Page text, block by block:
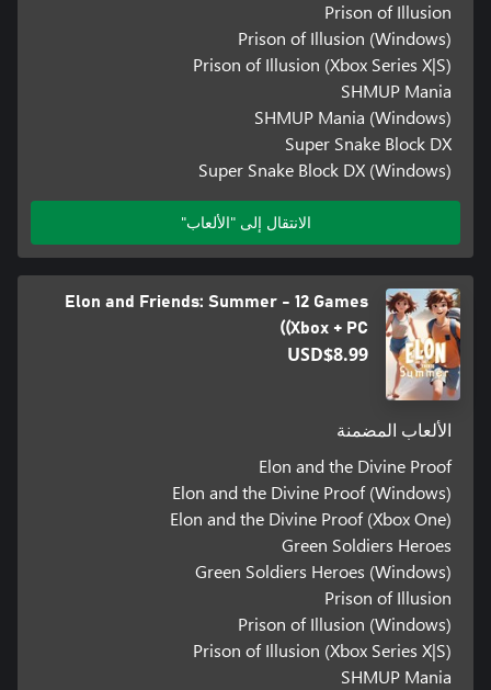
Prison of Illusion
Prison of Illusion (Windows)
Prison of Illusion (Xbox Series X|S)
SHMUP Mania
SHMUP Mania (Windows)
Super Snake Block DX
Super Snake Block DX (Windows)
الانتقال إلى "الألعاب"
Elon and Friends: Summer - 12 Games
(Xbox + PC)
USD$8.99
الألعاب المضمنة
Elon and the Divine Proof
Elon and the Divine Proof (Windows)
Elon and the Divine Proof (Xbox One)
Green Soldiers Heroes
Green Soldiers Heroes (Windows)
Prison of Illusion
Prison of Illusion (Windows)
Prison of Illusion (Xbox Series X|S)
SHMUP Mania